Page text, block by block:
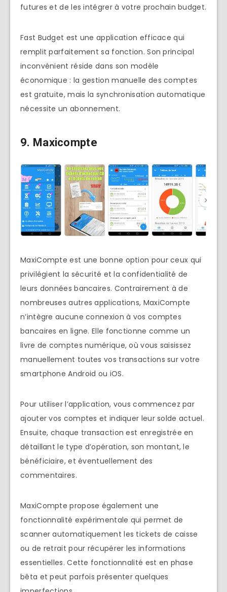
futures et de les intégrer à votre prochain budget.
Fast Budget est une application efficace qui
remplit parfaitement sa fonction. Son principal
inconvénient réside dans son modèle
économique : la gestion manuelle des comptes
est gratuite, mais la synchronisation automatique
nécessite un abonnement.
9. Maxicompte
MaxiCompte est une bonne option pour ceux qui
privilégient la sécurité et la confidentialité de
leurs données bancaires. Contrairement à de
nombreuses autres applications, MaxiCompte
n’intègre aucune connexion à vos comptes
bancaires en ligne. Elle fonctionne comme un
livre de comptes numérique, où vous saisissez
manuellement toutes vos transactions sur votre
smartphone Android ou iOS.
Pour utiliser l’application, vous commencez par
ajouter vos comptes et indiquer leur solde actuel.
Ensuite, chaque transaction est enregistrée en
détaillant le type d’opération, son montant, le
bénéficiaire, et éventuellement des
commentaires.
MaxiCompte propose également une
fonctionnalité expérimentale qui permet de
scanner automatiquement les tickets de caisse
ou de retrait pour récupérer les informations
essentielles. Cette fonctionnalité est en phase
bêta et peut parfois présenter quelques